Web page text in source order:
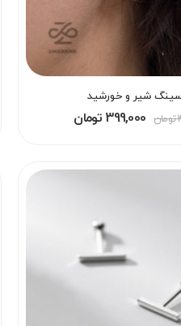
شیر و خورشید
399,000 تومان